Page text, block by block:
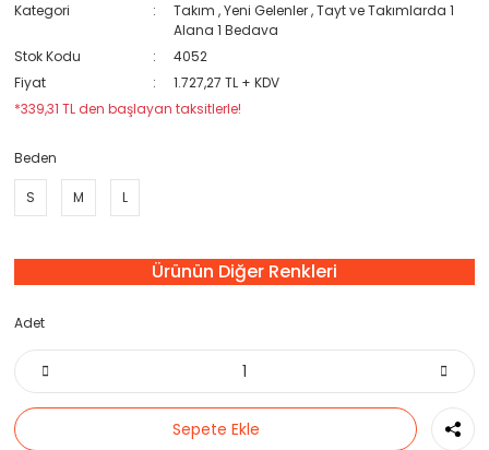
Kategori Takım ,Yeni Gelenler ,Tayt ve Takımlarda 1
Alana 1 Bedava
Stok Kodu
4052
Fiyat
1.727,27 TL + KDV
*339,31 TL den başlayan taksitlerle!
Beden
S M L
Ürünün Diğer Renkleri
Adet
Sepete Ekle